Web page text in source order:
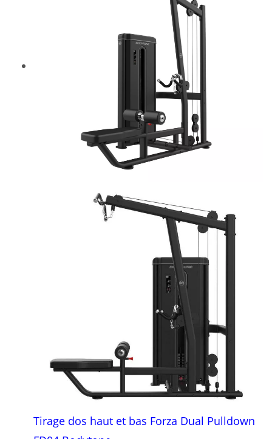
Tirage dos haut et bas Forza Dual Pulldown